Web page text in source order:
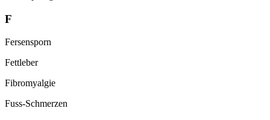
F
Fersensporn
Fettleber
Fibromyalgie
Fuss-Schmerzen